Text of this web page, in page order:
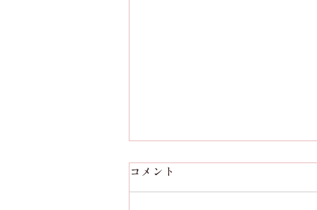
コメント